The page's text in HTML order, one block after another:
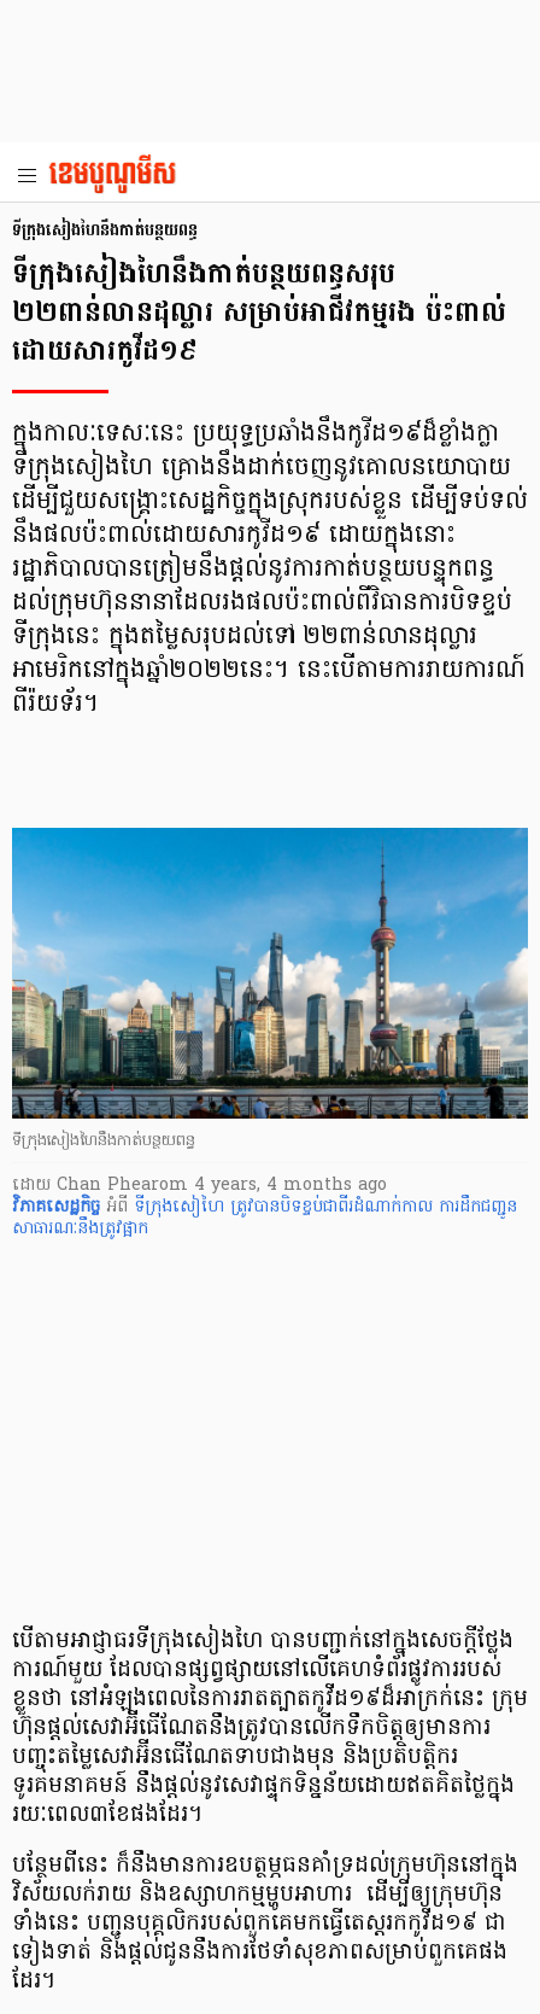
ទីក្រុងសៀងហៃនឹងកាត់បន្ថយពន្ធ
ទីក្រុងសៀងហៃនឹងកាត់បន្ថយពន្ធសរុប
២២ពាន់លានដុល្លារ សម្រាប់អាជីវកម្មរង ប៉ះពាល់
ដោយសារកូវីដ១៩
ក្នុងកាលៈទេសៈនេះ ប្រយុទ្ធប្រឆាំងនឹងកូវីដ១៩ដ៏ខ្លាំងក្លា
ទីក្រុងសៀងហៃ គ្រោងនឹងដាក់ចេញនូវគោលនយោបាយ
ដើម្បីជួយសង្គ្រោះសេដ្ឋកិច្ចក្នុងស្រុករបស់ខ្លួន ដើម្បីទប់ទល់
នឹងផលប៉ះពាល់ដោយសារកូវីដ១៩ ដោយក្នុងនោះ
រដ្ឋាភិបាលបានត្រៀមនឹងផ្ដល់នូវការកាត់បន្ថយបន្ទុកពន្ធ
ដល់ក្រុមហ៊ុននានាដែលរងផលប៉ះពាល់ពីវិធានការបិទខ្ទប់
ទីក្រុងនេះ ក្នុងតម្លៃសរុបដល់ទៅ ២២ពាន់លានដុល្លារ
អាមេរិកនៅក្នុងឆ្នាំ២០២២នេះ។ នេះបើតាមការរាយការណ៍
ពីរ៉យទ័រ។
ទីក្រុងសៀងហៃនឹងកាត់បន្ថយពន្ធ
ដោយ Chan Phearom 4 years, 4 months ago
វិភាគសេដ្ឋកិច្ច អំពី ទីក្រុង​សៀ​ហៃ ត្រូវ​បាន​បិទ​ខ្ទប់​ជា​ពីរ​ដំណាក់កាល ការ​ដឹក​ជញ្ជូន​
សាធារណៈ​នឹង​ត្រូវ​ផ្អាក
បើ​តាម​អាជ្ញាធរ​ទីក្រុង​សៀង​ហៃ បាន​បញ្ជាក់​នៅ​ក្នុង​សេចក្ដីថ្លែង
ការណ៍​មួយ ដែល​បាន​ផ្សព្វផ្សាយ​នៅ​លើ​គេហទំព័រ​ផ្លូវការ​របស់​
ខ្លួន​ថា នៅ​អំឡុង​ពេល​នៃ​ការ​រាតត្បាត​កូ​វី​ដ​១៩​ដ៏​អាក្រក់​នេះ ក្រុម
ហ៊ុន​ផ្ដល់​សេវា​អ៊ី​ធើ​ណែ​ត​នឹង​ត្រូវ​បាន​លើកទឹកចិត្ត​ឲ្យ​មានការ​
បញ្ចុះតម្លៃ​សេវា​អ៊ី​ន​ធើ​ណែ​ត​ទាប​ជាង​មុន និង​ប្រតិបត្តិ​ករ​
ទូរគមនាគមន៍ នឹង​ផ្ដល់​នូវ​សេវា​ផ្ទុក​ទិន្នន័យ​ដោយ​ឥត​គិតថ្លៃ​ក្នុង​
រយៈពេល​៣​ខែ​ផង​ដែរ​។
បន្ថែម​ពី​នេះ ក៏​នឹង​មានការ​ឧបត្ថម្ភ​ធន​គាំទ្រ​ដល់​ក្រុមហ៊ុន​នៅ​ក្នុង​
វិស័យ​លក់រាយ និង​ឧស្សាហកម្ម​ម្ហូបអាហារ ដើម្បី​ឲ្យ​ក្រុមហ៊ុន​
ទាំងនេះ បញ្ជូន​បុគ្គលិក​របស់​ពួក​គេ​មក​ធ្វើតេស្ដរ​កកូ​វី​ដ​១៩ ជា​
ទៀងទាត់ និង​ផ្ដល់​ជូន​នឹង​ការ​ថែទាំ​សុខភាព​សម្រាប់​ពួក​គេ​ផង​
ដែរ​។